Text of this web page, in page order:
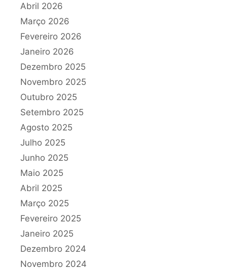
Abril 2026
Março 2026
Fevereiro 2026
Janeiro 2026
Dezembro 2025
Novembro 2025
Outubro 2025
Setembro 2025
Agosto 2025
Julho 2025
Junho 2025
Maio 2025
Abril 2025
Março 2025
Fevereiro 2025
Janeiro 2025
Dezembro 2024
Novembro 2024